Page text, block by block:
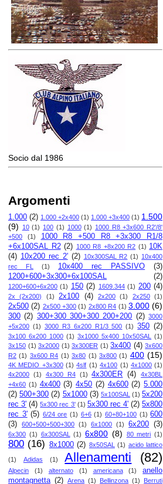
Socio dal 1986
Argomenti
1.000 (2) 1.000 +2x400 (1) 1.000 +3x400 (1) 1.500
(9)
10 (1) 100 (1) 1000 (1) 1000 R8 +3x600 R2'/8'
+500
(1)
1000 R8 +500 R8 +3x300 R1/8
+6x100SAL R2 (2) 1000 R8 +8x200 R2 (1) 10K
(4) 10x200 rec 2' (2) 10x300SAL R2 (1) 10x400
rec FL
(1) 10x400 rec PASSIVO
(3)
1200+600+3x300+6x100SAL
(2)
1200+600+6x200 (1) 150 (2) 1609.344 (1) 200 (4)
2x (2x200) (1) 2x100 (4) 2x200 (1) 2x250 (1)
2x500 (2) 2x500 +300 (1) 2x800 R4 (1) 3.000 (6)
300 (2) 300+300 300+300 200+200 (2) 3000
+5x200 (1) 3000 R3 6x200 R1/3 500 (1) 350 (2)
3x100 6x200 1000 (1) 3x1000 5x400 10x50SAL
(1)
3x150 (1) 3x2000 (1) 3x300ER (1) 3x400 (4) 3x600
R2 (1) 3x600 R4 (1) 3x80 (1) 3x800 (1) 400 (15)
4K MEDIO +3x300 (1) 4slf (1) 4x100 (1) 4x1000 (1)
4x2000 (1) 4x300 R4 (1) 4x300ER (4)
4x30BL
+4x60 (1) 4x400 (3) 4x50 (2) 4x600 (2) 5.000
(2) 500+300 (2) 5x1000 (3) 5x100SAL (1) 5x200
rec 3' (4) 5x300 rec 3' (1) 5x300 rec 4' (2) 5x800
rec 3' (5) 6/24 ore (1) 6+6 (1) 60+80+100 (1) 600
(3)
600+500+500+300 (1) 6x1000 (1) 6x200 (3)
6x300 (1) 6x300SAL (1) 6x800 (8) 80 metri (1)
800 (16) 8x1000 (2) 8x50SAL (1) acido lattico
(1) Adidas (1) Allenamenti (82)
Alpecin (1) alternato (1) americana (1)
anello
montagnetta (2) Arena (1) Bellinzona (1)
Berruti